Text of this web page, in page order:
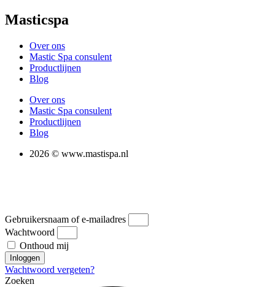
Masticspa
Over ons
Mastic Spa consulent
Productlijnen
Blog
Over ons
Mastic Spa consulent
Productlijnen
Blog
2026 © www.mastispa.nl
Gebruikersnaam of e-mailadres
Wachtwoord
Onthoud mij
Inloggen
Wachtwoord vergeten?
Zoeken